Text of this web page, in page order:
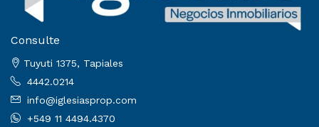
Consulte
Tuyuti 1375, Tapiales
4442.0214
info@iglesiasprop.com
+549 11 4494.4370